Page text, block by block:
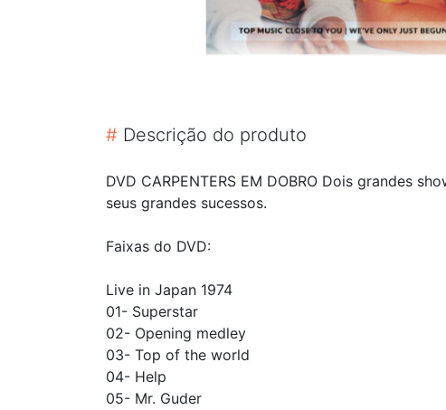
# Descrição do produto
DVD CARPENTERS EM DOBRO Dois grandes
seus grandes sucessos.
Faixas do DVD:
Live in Japan 1974
01- Superstar
02- Opening medley
03- Top of the world
04- Help
05- Mr. Guder